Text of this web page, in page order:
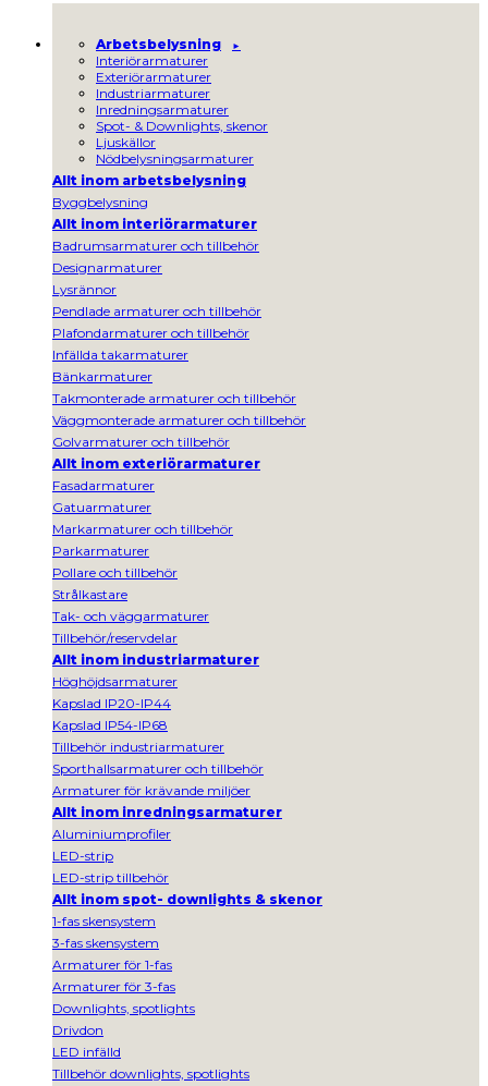
Arbetsbelysning
Interiörarmaturer
Exteriörarmaturer
Industriarmaturer
Inredningsarmaturer
Spot- & Downlights, skenor
Ljuskällor
Nödbelysningsarmaturer
Allt inom arbetsbelysning
Byggbelysning
Allt inom interiörarmaturer
Badrumsarmaturer och tillbehör
Designarmaturer
Lysrännor
Pendlade armaturer och tillbehör
Plafondarmaturer och tillbehör
Infällda takarmaturer
Bänkarmaturer
Takmonterade armaturer och tillbehör
Väggmonterade armaturer och tillbehör
Golvarmaturer och tillbehör
Allt inom exteriörarmaturer
Fasadarmaturer
Gatuarmaturer
Markarmaturer och tillbehör
Parkarmaturer
Pollare och tillbehör
Strålkastare
Tak- och väggarmaturer
Tillbehör/reservdelar
Allt inom industriarmaturer
Höghöjdsarmaturer
Kapslad IP20-IP44
Kapslad IP54-IP68
Tillbehör industriarmaturer
Sporthallsarmaturer och tillbehör
Armaturer för krävande miljöer
Allt inom inredningsarmaturer
Aluminiumprofiler
LED-strip
LED-strip tillbehör
Allt inom spot- downlights & skenor
1-fas skensystem
3-fas skensystem
Armaturer för 1-fas
Armaturer för 3-fas
Downlights, spotlights
Drivdon
LED infälld
Tillbehör downlights, spotlights